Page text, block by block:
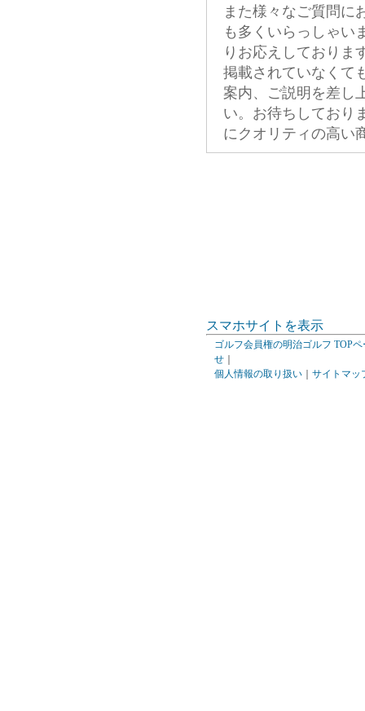
また様々なご質問に
も多くいらっしゃい
りお応えしておりま
掲載されていなくて
案内、ご説明を差し
い。お待ちしており
にクオリティの高い
スマホサイトを表示
ゴルフ会員権の明治ゴルフ TOPペ
せ
個人情報の取り扱い
サイトマッ